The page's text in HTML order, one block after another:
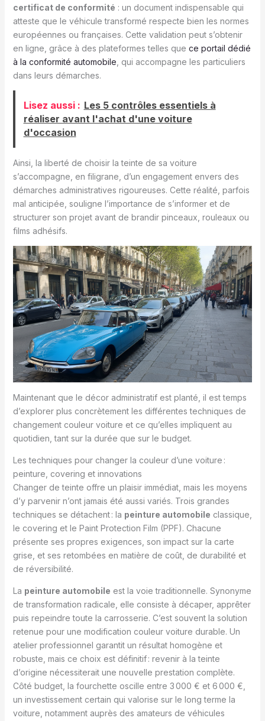
certificat de conformité : un document indispensable qui
atteste que le véhicule transformé respecte bien les normes
européennes ou françaises. Cette validation peut s’obtenir
en ligne, grâce à des plateformes telles que ce portail dédié
à la conformité automobile , qui accompagne les particuliers
dans leurs démarches.
Lisez aussi : Les 5 contrôles essentiels à
réaliser avant l'achat d'une voiture
d'occasion
Ainsi, la liberté de choisir la teinte de sa voiture
s’accompagne, en filigrane, d’un engagement envers des
démarches administratives rigoureuses. Cette réalité, parfois
mal anticipée, souligne l’importance de s’informer et de
structurer son projet avant de brandir pinceaux, rouleaux ou
films adhésifs.
Maintenant que le décor administratif est planté, il est temps
d’explorer plus concrètement les différentes techniques de
changement couleur voiture et ce qu’elles impliquent au
quotidien, tant sur la durée que sur le budget.
Les techniques pour changer la couleur d’une voiture :
peinture, covering et innovations
Changer de teinte offre un plaisir immédiat, mais les moyens
d’y parvenir n’ont jamais été aussi variés. Trois grandes
techniques se détachent : la peinture automobile classique,
le covering et le Paint Protection Film (PPF). Chacune
présente ses propres exigences, son impact sur la carte
grise, et ses retombées en matière de coût, de durabilité et
de réversibilité.
La peinture automobile est la voie traditionnelle. Synonyme
de transformation radicale, elle consiste à décaper, apprêter
puis repeindre toute la carrosserie. C’est souvent la solution
retenue pour une modification couleur voiture durable. Un
atelier professionnel garantit un résultat homogène et
robuste, mais ce choix est définitif : revenir à la teinte
d’origine nécessiterait une nouvelle prestation complète.
Côté budget, la fourchette oscille entre 3 000 € et 6 000 €,
un investissement certain qui valorise sur le long terme la
voiture, notamment auprès des amateurs de véhicules